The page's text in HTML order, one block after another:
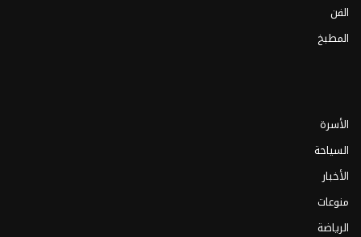
الفن
المطبخ
الأسرة
السياحة
الأخبار
منوعات
الرياضة